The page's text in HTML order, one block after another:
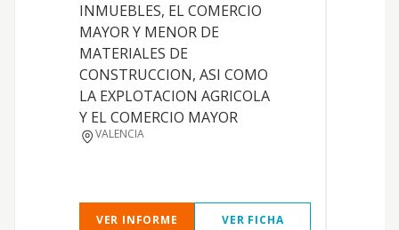
INMUEBLES, EL COMERCIO
MAYOR Y MENOR DE
MATERIALES DE
CONSTRUCCION, ASI COMO
LA EXPLOTACION AGRICOLA
Y EL COMERCIO MAYOR
VALENCIA
VER INFORME VER FICHA